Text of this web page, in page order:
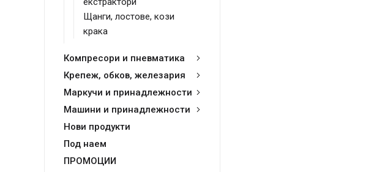
Щанги, лостове, кози
крака
Компресори и пневматика
Крепеж, обков, железария
Маркучи и принадлежности
Машини и принадлежности
Нови продукти
Под наем
ПРОМОЦИИ